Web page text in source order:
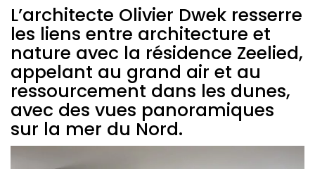
appelant au grand air et au ressourcement dans les
dunes, avec des vues panoramiques sur la mer du
Nord.
Dialogue avec la nature
L’architecte Olivier Dwek resserre
les liens entre architecture et
nature avec la résidence Zeelied,
appelant au grand air et au
ressourcement dans les dunes,
avec des vues panoramiques
sur la mer du Nord.